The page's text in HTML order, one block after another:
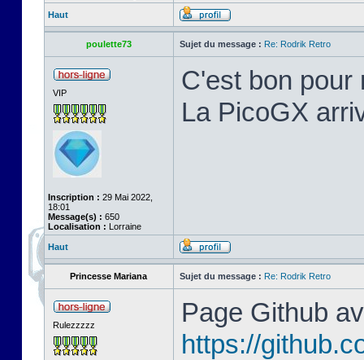
Haut
poulette73 Sujet du message : Re: Rodrik Retro
VIP
Inscription : 29 Mai 2022,
18:01
Message(s) : 650
Localisation : Lorraine
C'est bon
La PicoGX
Haut
Princesse Mariana Sujet du message : Re: Rodrik Retro
Rulezzzzz
Page Github
https://